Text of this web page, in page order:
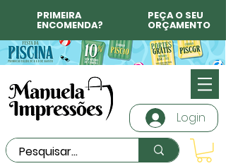
PRIMEIRA
ENCOMENDA?
PEÇA O SEU
ORÇAMENTO
Login